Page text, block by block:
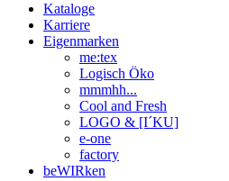
Kataloge
Karriere
Eigenmarken
me:tex
Logisch Öko
mmmhh...
Cool and Fresh
LOGO & [I´KU]
e-one
factory
beWIRken